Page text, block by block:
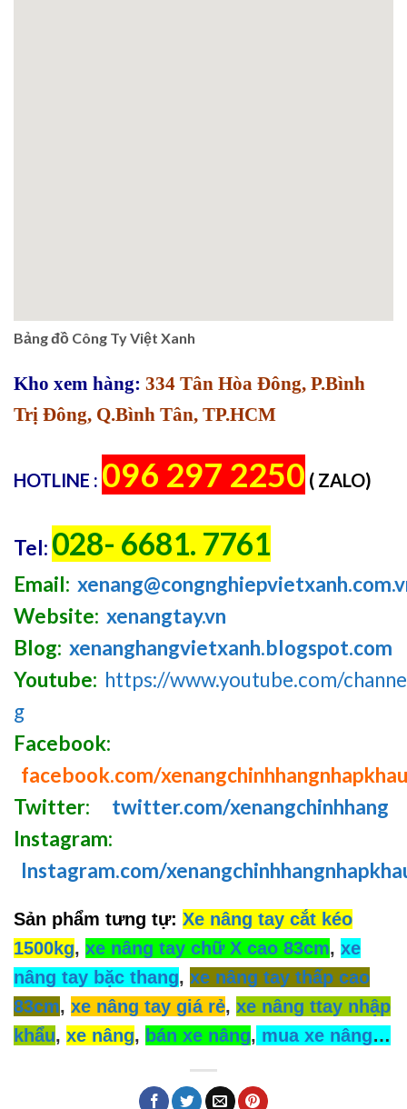
Bảng đồ Công Ty Việt Xanh
Kho xem hàng: 334 Tân Hòa Đông, P.Bình
Trị Đông, Q.Bình Tân, TP.HCM
HOTLINE : 096 297 2250 ( ZALO)
Tel: 028- 6681. 7761
Email:
Website: xenangtay.vn
Blog: xenanghangvietxanh.blogspot.com
Youtube: https://www.youtube.com/
g
Facebook:
facebook.com/xenangchinhhangnhapkhau
Twitter:
twitter.com/xenangchinhhang
Instagram:
Instagram.com/
Sản phẩm tưng tự: Xe nâng tay cắt kéo
1500kg, xe nâng tay chữ X cao 83cm, xe
nâng tay bặc thang, xe nâng tay thấp cao
83cm, xe nâng tay giá rẻ, xe nâng ttay nhập
khẩu, xe nâng, bán xe nâng, mua xe nâng…